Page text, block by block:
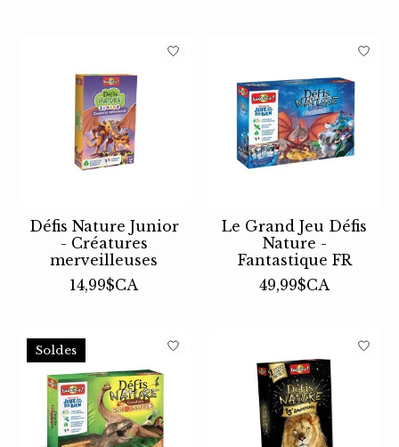
Défis Nature Junior
- Créatures
merveilleuses
14,99$CA
Le Grand Jeu Défis
Nature -
Fantastique FR
49,99$CA
Soldes